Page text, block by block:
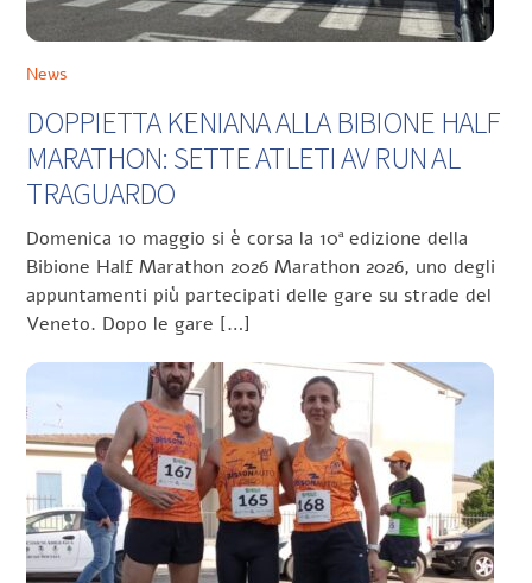
News
DOPPIETTA KENIANA ALLA BIBIONE HALF
MARATHON: SETTE ATLETI AV RUN AL
TRAGUARDO
Domenica 10 maggio si è corsa la 10ª edizione della
Bibione Half Marathon 2026 Marathon 2026, uno degli
appuntamenti più partecipati delle gare su strade del
Veneto. Dopo le gare […]